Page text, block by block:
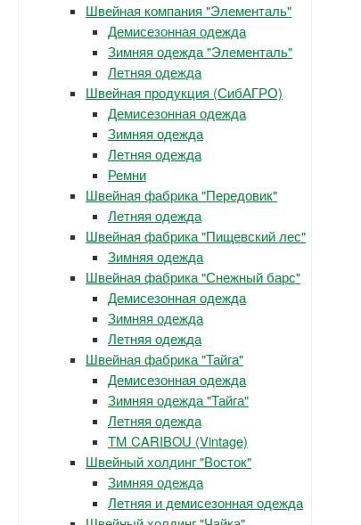
Швейная компания "Элементаль"
Демисезонная одежда
Зимняя одежда "Элементаль"
Летняя одежда
Швейная продукция (СибАГРО)
Демисезонная одежда
Зимняя одежда
Летняя одежда
Ремни
Швейная фабрика "Передовик"
Летняя одежда
Швейная фабрика "Пищевский лес"
Зимняя одежда
Швейная фабрика "Снежный барс"
Демисезонная одежда
Зимняя одежда
Летняя одежда
Швейная фабрика "Тайга"
Демисезонная одежда
Зимняя одежда "Тайга"
Летняя одежда
ТМ CARIBOU (Vintage)
Швейный холдинг "Восток"
Зимняя одежда
Летняя и демисезонная одежда